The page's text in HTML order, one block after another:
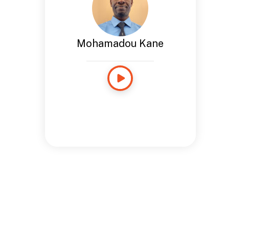
Mohamadou Kane